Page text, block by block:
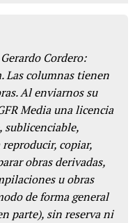
Cordero:
Las columnas tienen
Al enviarnos su
Media una licencia
sublicenciable,
copiar,
obras derivadas,
u obras
de forma general
parte), sin reserva ni